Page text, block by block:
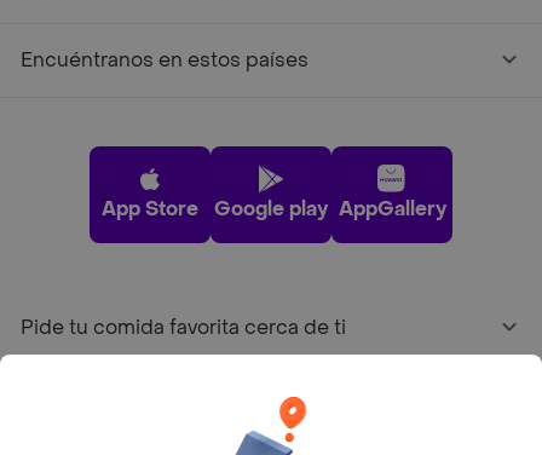
Encuéntranos en estos países
App Store Google play AppGallery
Pide tu comida favorita cerca de ti